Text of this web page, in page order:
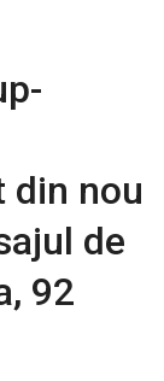
din nou
de
92